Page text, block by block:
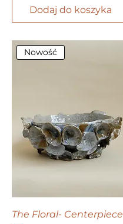
Dodaj do koszyka
Nowość
The Floral- Centerpiece